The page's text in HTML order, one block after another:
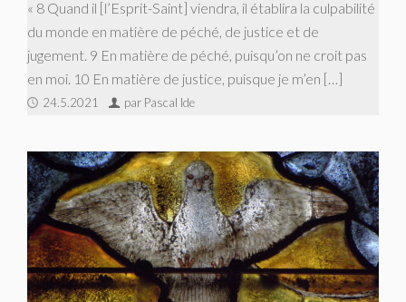
« 8 Quand il [l’Esprit-Saint] viendra, il établira la culpabilité
du monde en matière de péché, de justice et de
jugement. 9 En matière de péché, puisqu’on ne croit pas
en moi. 10 En matière de justice, puisque je m’en […]
24.5.2021 par Pascal Ide